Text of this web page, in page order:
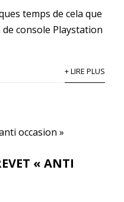
temps de cela que
console Playstation
+ LIRE PLUS
« ANTI